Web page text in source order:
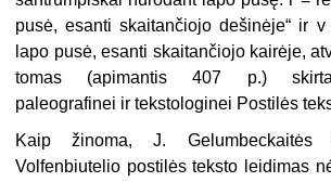
pusė, esanti skaitančiojo dešinėje“ ir
lapo pusė, esanti skaitančiojo kairėje,
tomas (apimantis 407 p.)
paleografinei ir tekstologinei Postilės
Kaip žinoma, J. Gelumbeckaitės
Volfenbiutelio postilės teksto leidimas